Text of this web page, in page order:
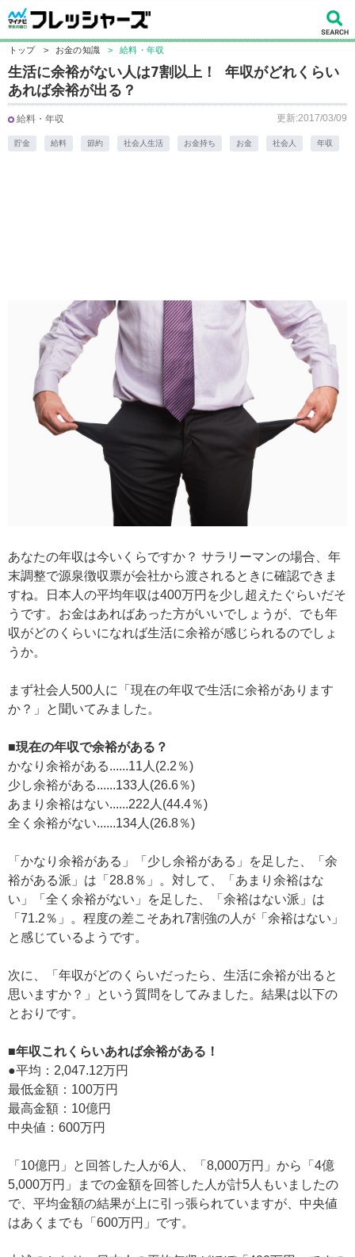
トップ > お金の知識 > 給料・年収
生活に余裕がない人は7割以上！ 年収がどれくらい
あれば余裕が出る？
給料・年収 更新:2017/03/09
貯金 給料 節約 社会人生活 お金持ち お金 社会人 年収
あなたの年収は今いくらですか？ サラリーマンの場合、年
末調整で源泉徴収票が会社から渡されるときに確認できま
すね。日本人の平均年収は400万円を少し超えたぐらいだそ
うです。お金はあればあった方がいいでしょうが、でも年
収がどのくらいになれば生活に余裕が感じられるのでしょ
うか。
まず社会人500人に「現在の年収で生活に余裕があります
か？」と聞いてみました。
■現在の年収で余裕がある？
かなり余裕がある......11人(2.2％)
少し余裕がある......133人(26.6％)
あまり余裕はない......222人(44.4％)
全く余裕がない......134人(26.8％)
「かなり余裕がある」「少し余裕がある」を足した、「余
裕がある派」は「28.8％」。対して、「あまり余裕はな
い」「全く余裕がない」を足した、「余裕はない派」は
「71.2％」。程度の差こそあれ7割強の人が「余裕はない」
と感じているようです。
次に、「年収がどのくらいだったら、生活に余裕が出ると
思いますか？」という質問をしてみました。結果は以下の
とおりです。
■年収これくらいあれば余裕がある！
●平均：2,047.12万円
最低金額：100万円
最高金額：10億円
中央値：600万円
「10億円」と回答した人が6人、「8,000万円」から「4億
5,000万円」までの金額を回答した人が計5人もいましたの
で、平均金額の結果が上に引っ張られていますが、中央値
はあくまでも「600万円」です。